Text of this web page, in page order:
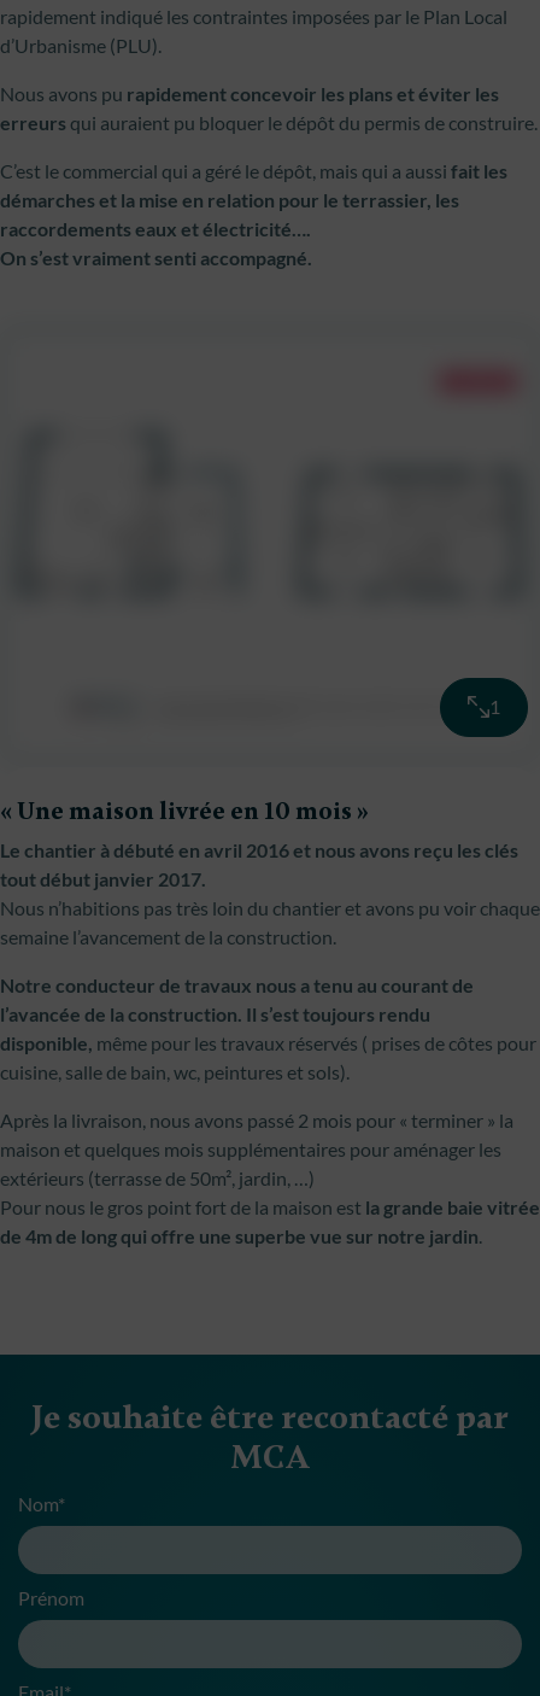
rapidement indiqué les contraintes imposées par le Plan Local
d’Urbanisme (PLU).
Nous avons pu rapidement concevoir les plans et éviter les
erreurs qui auraient pu bloquer le dépôt du permis de construire.
C’est le commercial qui a géré le dépôt, mais qui a aussi fait les
démarches et la mise en relation pour le terrassier, les
raccordements eaux et électricité….
On s’est vraiment senti accompagné.
1
« Une maison livrée en 10 mois »
Le chantier à débuté en avril 2016 et nous avons reçu les clés
tout début janvier 2017.
Nous n’habitions pas très loin du chantier et avons pu voir chaque
semaine l’avancement de la construction.
Notre conducteur de travaux nous a tenu au courant de
l’avancée de la construction. Il s’est toujours rendu
disponible, même pour les travaux réservés ( prises de côtes pour
cuisine, salle de bain, wc, peintures et sols).
Après la livraison, nous avons passé 2 mois pour « terminer » la
maison et quelques mois supplémentaires pour aménager les
extérieurs (terrasse de 50m², jardin, …)
Pour nous le gros point fort de la maison est la grande baie vitrée
de 4m de long qui offre une superbe vue sur notre jardin
Je souhaite être recontacté par
MCA
Nom*
Prénom
Email*